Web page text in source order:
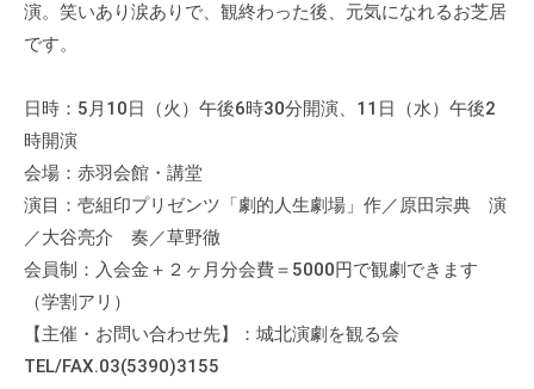
的
な
報
交
場
で
す
。
様
々
演。笑いあり涙ありで、観終わった後、元気になれるお芝居
です。
日時：5月10日（火）午後6時30分開演、11日（水）午後2
時開演
会場：赤羽会館・講堂
演目：壱組印プリゼンツ「劇的人生劇場」作／原田宗典 演
／大谷亮介 奏／草野徹
会員制：入会金＋２ヶ月分会費＝5000円で観劇できます
（学割アリ）
【主催・お問い合わせ先】：城北演劇を観る会
TEL/FAX.03(5390)3155